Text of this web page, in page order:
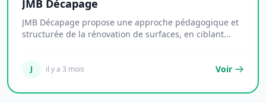
JMB Décapage
JMB Décapage propose une approche pédagogique et
structurée de la rénovation de surfaces, en ciblant...
J il y a 3 mois Voir